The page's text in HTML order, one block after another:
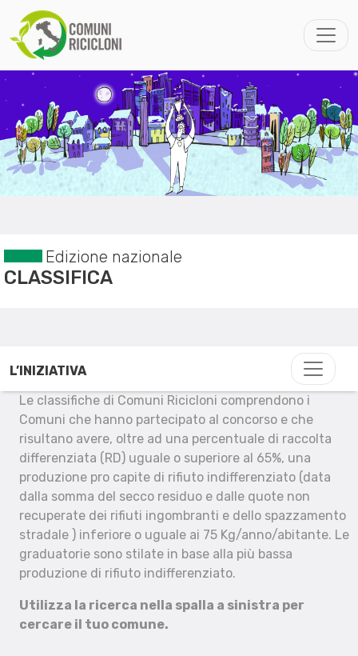
Edizione nazionale
CLASSIFICA
L’INIZIATIVA
Le classifiche di Comuni Ricicloni comprendono i
Comuni che hanno partecipato al concorso e che
risultano avere, oltre ad una percentuale di raccolta
differenziata (RD) uguale o superiore al 65%, una
produzione pro capite di rifiuto indifferenziato (data
dalla somma del secco residuo e dalle quote non
recuperate dei rifiuti ingombranti e dello spazzamento
stradale ) inferiore o uguale ai 75 Kg/anno/abitante. Le
graduatorie sono stilate in base alla più bassa
produzione di rifiuto indifferenziato.
Utilizza la ricerca nella spalla a sinistra per
cercare il tuo comune.